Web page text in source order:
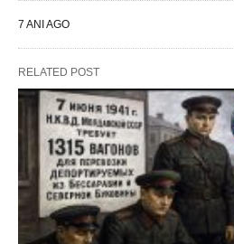
7 ANI AGO
RELATED POST